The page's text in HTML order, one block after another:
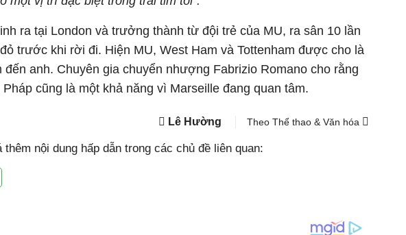
ra tại London và trưởng thành từ đội trẻ của MU, ra sân 10 lần
trước khi rời đi. Hiện MU, West Ham và Tottenham được cho là
đến anh. Chuyên gia chuyển nhượng Fabrizio Romano cho rằng
cũng là một khả năng vì Marseille đang quan tâm.
Lê Hường Theo Thể thao & Văn hóa
thêm nội dung hấp dẫn trong các chủ đề liên quan: